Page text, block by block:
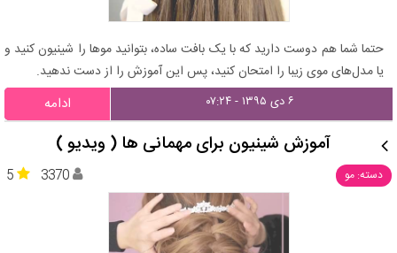
حتما شما هم دوست دارید که با یک بافت ساده، بتوانید موها را شینیون کنید و
یا مدل‌های موی زیبا را امتحان کنید، پس این آموزش را از دست ندهید.
۶ دی ۱۳۹۵ - ۰۷:۲۴ ادامه
آموزش شینیون برای مهمانی‌ ها ( ویدیو )
دسته: مو 5 3370